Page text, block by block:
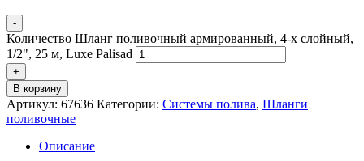
-
Количество Шланг поливочный армированный, 4-х слойный,
1/2", 25 м, Luxe Palisad
+
В корзину
Артикул: 67636 Категории: Системы полива, Шланги
поливочные
Описание